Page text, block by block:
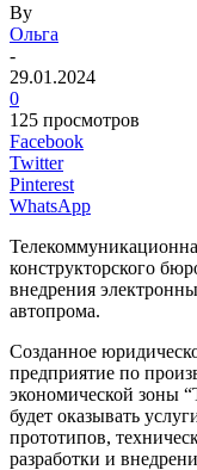
By
Ольга
-
29.01.2024
0
125 просмотров
Facebook
Twitter
Pinterest
WhatsApp
конструкторского
внедрения
автопрома.
Созданное
предприятие по
экономической зоны
будет оказывать
прототипов,
разработки и